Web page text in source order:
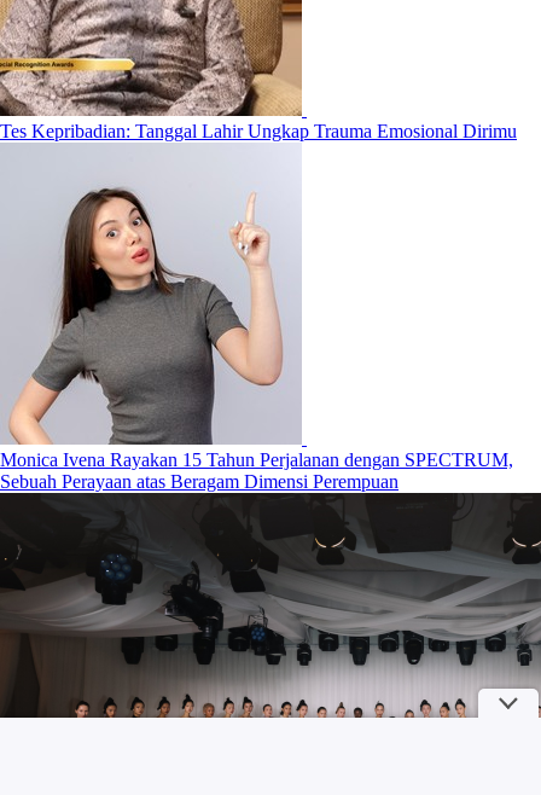
Tes Kepribadian: Tanggal Lahir Ungkap Trauma Emosional Dirimu
Monica Ivena Rayakan 15 Tahun Perjalanan dengan SPECTRUM,
Sebuah Perayaan atas Beragam Dimensi Perempuan